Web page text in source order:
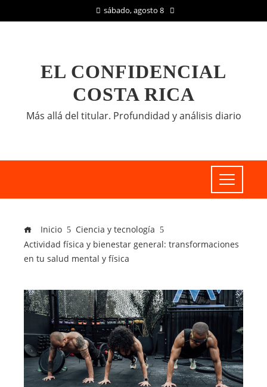
sábado, agosto 8
EL CONFIDENCIAL
COSTA RICA
Más allá del titular. Profundidad y análisis diario
Inicio
Ciencia y tecnología
Actividad física y bienestar general: transformaciones
en tu salud mental y física